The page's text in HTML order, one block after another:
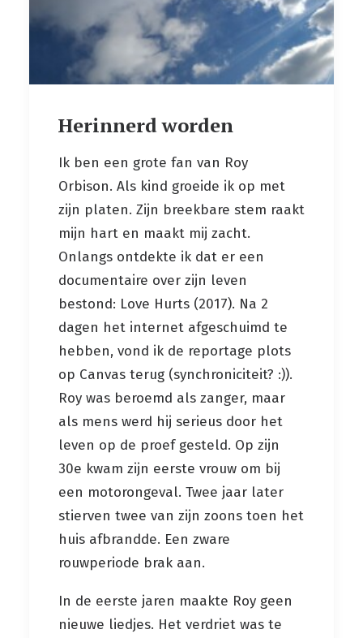
Herinnerd worden
Ik ben een grote fan van Roy
Orbison. Als kind groeide ik op met
zijn platen. Zijn breekbare stem raakt
mijn hart en maakt mij zacht.
Onlangs ontdekte ik dat er een
documentaire over zijn leven
bestond: Love Hurts (2017). Na 2
dagen het internet afgeschuimd te
hebben, vond ik de reportage plots
op Canvas terug (synchroniciteit? :)).
Roy was beroemd als zanger, maar
als mens werd hij serieus door het
leven op de proef gesteld. Op zijn
30e kwam zijn eerste vrouw om bij
een motorongeval. Twee jaar later
stierven twee van zijn zoons toen het
huis afbrandde. Een zware
rouwperiode brak aan.
In de eerste jaren maakte Roy geen
nieuwe liedjes. Het verdriet was te